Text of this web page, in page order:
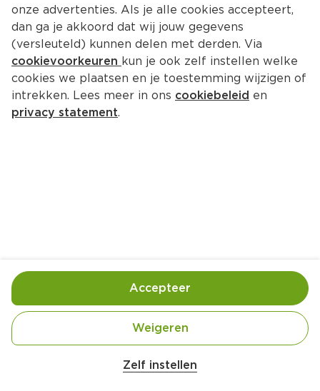
Koppejan Notenmix curry korma
Per Mand 180 g
Handige informatie over dit product
Ingekocht door jouw PLUS
onze advertenties. Als je alle cookies accepteert,
dan ga je akkoord dat wij jouw gegevens
(versleuteld) kunnen delen met derden. Via
cookievoorkeuren kun je ook zelf instellen welke
cookies we plaatsen en je toestemming wijzigen of
intrekken. Lees meer in ons cookiebeleid en
privacy statement.
Zelf instellen
Weigeren
Accepteer